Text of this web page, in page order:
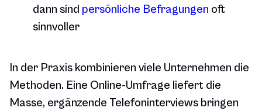
dann sind persönliche Befragungen oft
sinnvoller
In der Praxis kombinieren viele Unternehmen die
Methoden. Eine Online-Umfrage liefert die
Masse, ergänzende Telefoninterviews bringen